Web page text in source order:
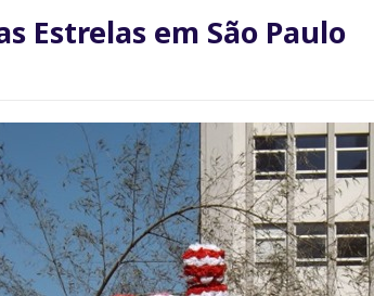
Estrelas em São Paulo